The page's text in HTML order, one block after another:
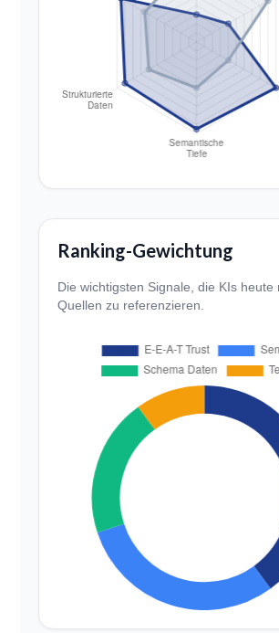
Ranking-Gewichtung
Die wichtigsten Signale, die KIs heute
Quellen zu referenzieren.